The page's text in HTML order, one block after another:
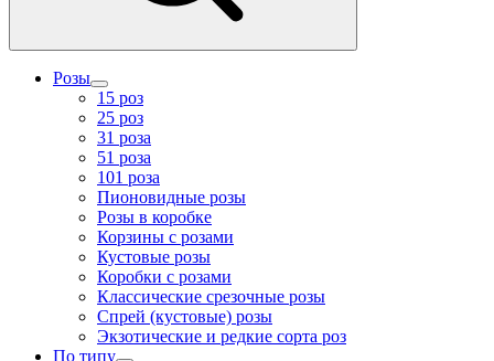
Розы
15 роз
25 роз
31 роза
51 роза
101 роза
Пионовидные розы
Розы в коробке
Корзины с розами
Кустовые розы
Коробки с розами
Классические срезочные розы
Спрей (кустовые) розы
Экзотические и редкие сорта роз
По типу